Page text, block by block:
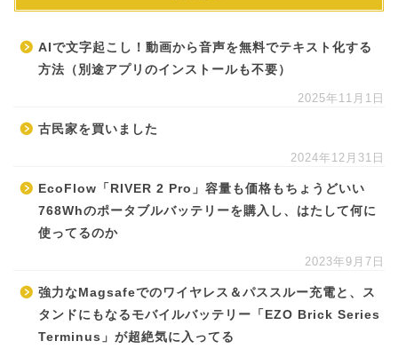
AIで文字起こし！動画から音声を無料でテキスト化する
方法（別途アプリのインストールも不要）
2025年11月1日
古民家を買いました
2024年12月31日
EcoFlow「RIVER 2 Pro」容量も価格もちょうどいい
768Whのポータブルバッテリーを購入し、はたして何に
使ってるのか
2023年9月7日
強力なMagsafeでのワイヤレス＆パススルー充電と、ス
タンドにもなるモバイルバッテリー「EZO Brick Series
Terminus」が超絶気に入ってる